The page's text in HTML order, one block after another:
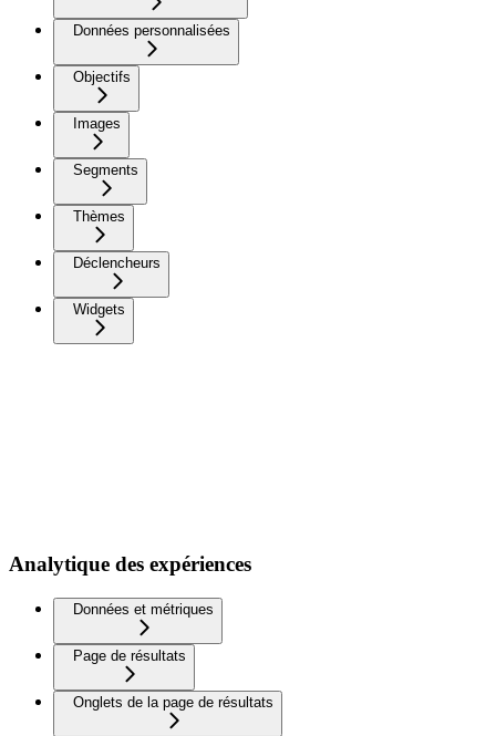
Données personnalisées
Objectifs
Images
Segments
Thèmes
Déclencheurs
Widgets
Analytique des expériences
Données et métriques
Page de résultats
Onglets de la page de résultats